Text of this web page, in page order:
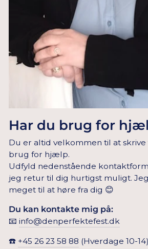
Har du brug for
Du er altid velkommen til at skrive
brug for hjælp.
Udfyld nedenstående
jeg retur til dig hurtigst muligt.
meget til at høre fra dig 😊
Du kan kontakte mig på:
📧 info@denperfektefest.dk
☎️ +45 26 23 58 88 (Hverdage 10-14)